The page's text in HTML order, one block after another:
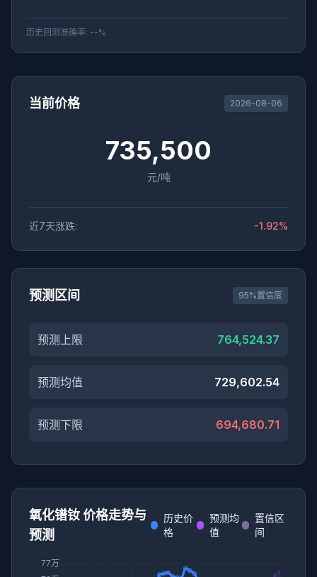
历史回测准确率: --%
当前价格 2026-08-06
735,500
元/吨
近7天涨跌: -1.92%
预测区间 95%置信度
预测上限 764,524.37
预测均值 729,602.54
预测下限 694,680.71
氧化镨钕 价格走势与
预测
历史价
格
预测均
值
置信区
间